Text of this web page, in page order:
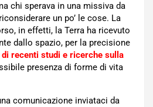
chi sperava in una missiva da
un po’ le cose. La
in effetti, la Terra ha ricevuto
dallo spazio, per la precisione
recenti studi e ricerche sulla
presenza di forme di vita
comunicazione inviataci da